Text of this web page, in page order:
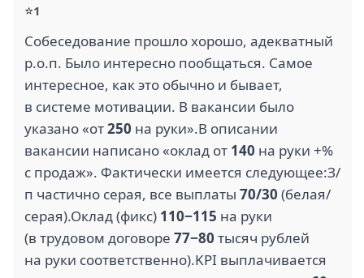
⭐1
Собеседование прошло хорошо, адекватный
р.о.п. Было интересно пообщаться. Самое
интересное, как это обычно и бывает,
в системе мотивации. В вакансии было
указано «от250 на руки».В описании
вакансии написано «оклад от 140 на руки +%
с продаж». Фактически имеется следующее:З/
п частично серая, все выплаты 70/30 (белая/
серая).Оклад (фикс) 110−115 на руки
(в трудовом договоре 77−80 тысяч рублей
на руки соответственно).KPI выплачивается